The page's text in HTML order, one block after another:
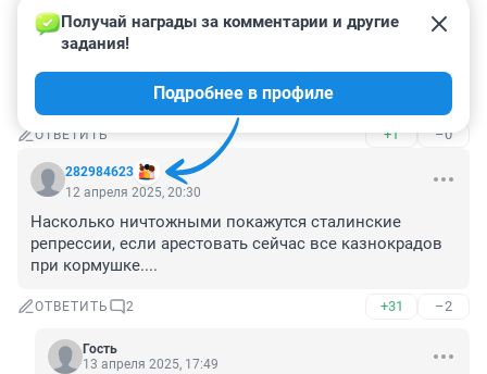
ОТВЕТИТЬ –0
Гость
ОТВЕТИТЬ +1 –0
282984623
Получай награды за комментарии и другие
задания!
Подробнее в профиле
12 апреля 2025, 20:30
Насколько ничтожными покажутся сталинские
репрессии, если арестовать сейчас все казнокрадов
при кормушке....
ОТВЕТИТЬ 2 +31 –2
Гость
13 апреля 2025, 17:49